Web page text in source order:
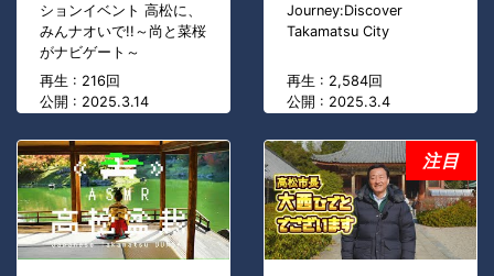
ションイベント 高松に、
みんナオいで!!～尚と菜桜
がナビゲート～
再生 : 216回
公開 : 2025.3.14
Journey:Discover
Takamatsu City
再生 : 2,584回
公開 : 2025.3.4
注目